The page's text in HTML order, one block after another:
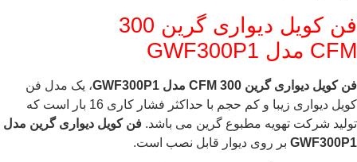
فن کویل دیواری گرین 300
CFM مدل GWF300P1
فن کویل دیواری گرین 300 CFM مدل
، یک مدل فن
کویل دیواری زیبا و کم حجم با حداکثر فشار کاری 16 بار است که
تولید شرکت تهویه مطبوع گرین می باشد. فن کویل دیواری گرین مدل
GWF300P1 بر روی دیوار قابل نصب است.